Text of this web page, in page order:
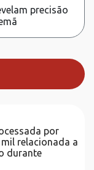
precisão
por
relacionada a
durante